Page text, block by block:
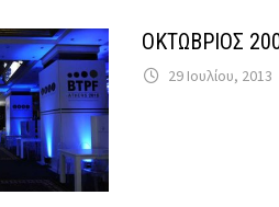
ΟΚΤΩΒΡΙΟΣ
29 Ιουλίου, 2013